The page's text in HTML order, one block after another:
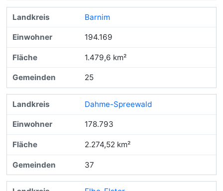
Barnim
194.169
1.479,6 km²
25
Dahme-Spreewald
178.793
2.274,52 km²
37